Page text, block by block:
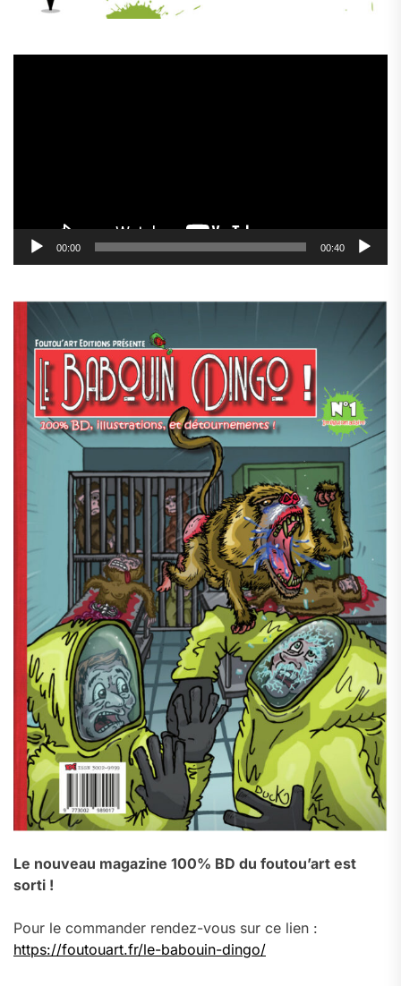
00:00 00:40
Le nouveau magazine 100% BD du foutou’art est
sorti !
Pour le commander rendez-vous sur ce lien :
https://foutouart.fr/le-babouin-dingo/